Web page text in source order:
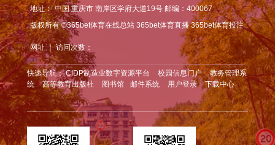
地址： 中国 重庆市 南岸区学府大道19号 邮编：400067
版权所有 ©365bet体育在线总站 365bet体育直播 365bet体育投注
网址 ｜ 访问次数：
快速导航： CIDP制造业数字资源平台 校园信息门户
教务管理系
统
高等教育出版社 图书馆 邮件系统 用户登录 下载中心